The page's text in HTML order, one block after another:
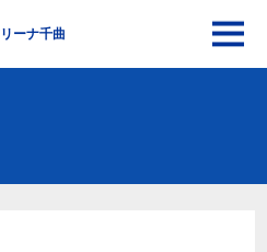
ーナ千曲